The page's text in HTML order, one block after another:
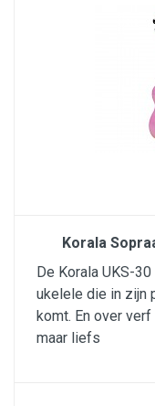
Korala
De Korala UKS-
ukelele die in zijn
komt. En over
maar liefs